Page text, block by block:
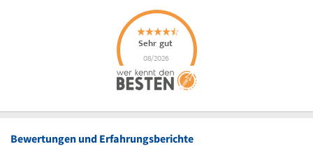
Bewertungen und Erfahrungsberichte